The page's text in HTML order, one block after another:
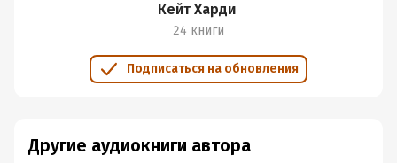
Кейт Харди
24 книги
Подписаться на обновления
Другие аудиокниги автора